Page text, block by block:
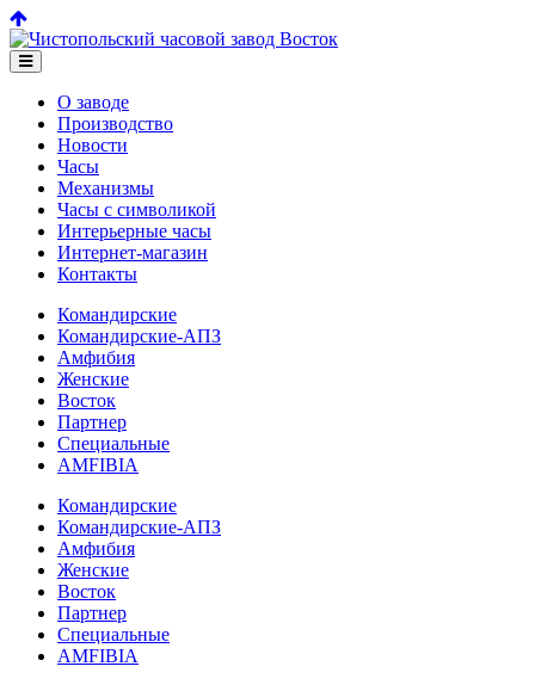
О заводе
Производство
Новости
Часы
Механизмы
Часы с символикой
Интерьерные часы
Интернет-магазин
Контакты
Командирские
Командирские-АПЗ
Амфибия
Женские
Восток
Партнер
Специальные
AMFIBIA
Командирские
Командирские-АПЗ
Амфибия
Женские
Восток
Партнер
Специальные
AMFIBIA